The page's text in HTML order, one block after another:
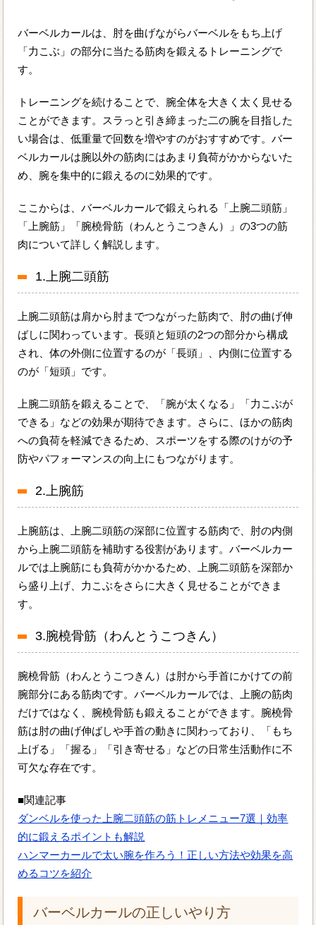
バーベルカールは、肘を曲げながらバーベルをもち上げ
「力こぶ」の部分に当たる筋肉を鍛えるトレーニングで
す。
トレーニングを続けることで、腕全体を大きく太く見せる
ことができます。スラっと引き締まった二の腕を目指した
い場合は、低重量で回数を増やすのがおすすめです。バー
ベルカールは腕以外の筋肉にはあまり負荷がかからないた
め、腕を集中的に鍛えるのに効果的です。
ここからは、バーベルカールで鍛えられる「上腕二頭筋」
「上腕筋」「腕橈骨筋（わんとうこつきん）」の3つの筋
肉について詳しく解説します。
1.上腕二頭筋
上腕二頭筋は肩から肘までつながった筋肉で、肘の曲げ伸
ばしに関わっています。長頭と短頭の2つの部分から構成
され、体の外側に位置するのが「長頭」、内側に位置する
のが「短頭」です。
上腕二頭筋を鍛えることで、「腕が太くなる」「力こぶが
できる」などの効果が期待できます。さらに、ほかの筋肉
への負荷を軽減できるため、スポーツをする際のけがの予
防やパフォーマンスの向上にもつながります。
2.上腕筋
上腕筋は、上腕二頭筋の深部に位置する筋肉で、肘の内側
から上腕二頭筋を補助する役割があります。バーベルカー
ルでは上腕筋にも負荷がかかるため、上腕二頭筋を深部か
ら盛り上げ、力こぶをさらに大きく見せることができま
す。
3.腕橈骨筋（わんとうこつきん）
腕橈骨筋（わんとうこつきん）は肘から手首にかけての前
腕部分にある筋肉です。バーベルカールでは、上腕の筋肉
だけではなく、腕橈骨筋も鍛えることができます。腕橈骨
筋は肘の曲げ伸ばしや手首の動きに関わっており、「もち
上げる」「握る」「引き寄せる」などの日常生活動作に不
可欠な存在です。
■関連記事
ダンベルを使った上腕二頭筋の筋トレメニュー7選｜効率
的に鍛えるポイントも解説
ハンマーカールで太い腕を作ろう！正しい方法や効果を高
めるコツを紹介
バーベルカールの正しいやり方